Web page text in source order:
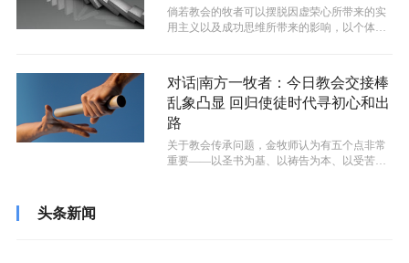
倘若教会的牧者可以摆脱因虚荣心所带来的实
用主义以及成功思维所带来的影响，以个体生
对话|南方一牧者：今日教会交接棒
乱象凸显 回归使徒时代寻初心和出
路
关于教会传承问题，金牧师认为有五个点非常
重要——以圣书为基、以祷告为本、以受苦为
头条新闻